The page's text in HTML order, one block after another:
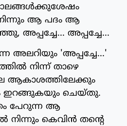
ആ പദം ആ
അപ്പച്ചേ... അപ്പച്ചേ...
അലറിയും 'അപ്പച്ചേ...'
നിന്ന് താഴെ
ആകാശത്തിലേക്കും
ഇറങ്ങുകയും ചെയ്തു.
പേറുന്ന ആ
നിന്നും കെവിന്‍ തന്റെ